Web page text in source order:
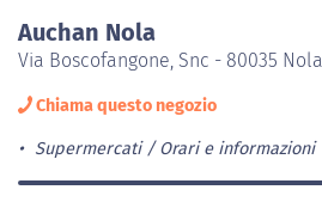
Auchan Nola
Via Boscofangone, Snc - 80035 Nola
Chiama questo negozio
Supermercati Orari e informazioni